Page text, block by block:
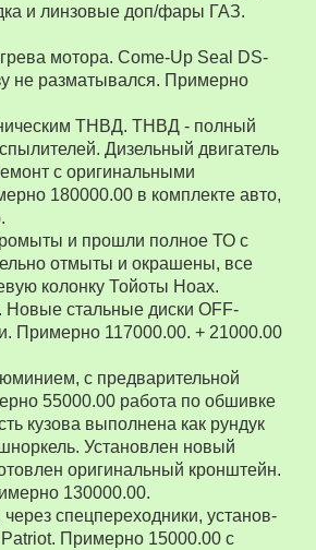
и линзовые доп/фары ГАЗ.
мотора. Come-Up Seal DS-
не разматывался. Примерно
ТНВД. ТНВД - полный
Дизельный двигатель
с оригинальными
180000.00 в комплекте авто,
и прошли полное ТО с
отмыты и окрашены, все
колонку Тойоты Ноах.
Новые стальные диски OFF-
Примерно 117000.00. + 21000.00
с предварительной
55000.00 работа по обшивке
кузова выполнена как рундук
Установлен новый
оригинальный кронштейн.
130000.00.
спецпереходники, установ-
Примерно 15000.00 с